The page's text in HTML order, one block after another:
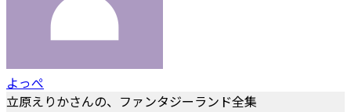
よっぺ
立原えりかさんの、ファンタジーランド全集